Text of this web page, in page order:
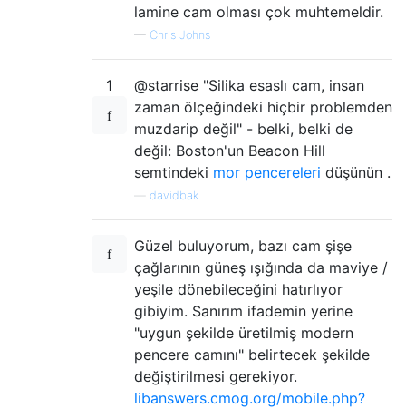
lamine cam olması çok muhtemeldir.
— Chris Johns
1
@starrise "Silika esaslı cam, insan
zaman ölçeğindeki hiçbir problemden
muzdarip değil" - belki, belki de
değil: Boston'un Beacon Hill
semtindeki mor pencereleri düşünün .
davidbak
Güzel buluyorum, bazı cam şişe
çağlarının güneş ışığında da maviye /
yeşile dönebileceğini hatırlıyor
gibiyim. Sanırım ifademin yerine
"uygun şekilde üretilmiş modern
pencere camını" belirtecek şekilde
değiştirilmesi gerekiyor.
libanswers.cmog.org/mobile.php?